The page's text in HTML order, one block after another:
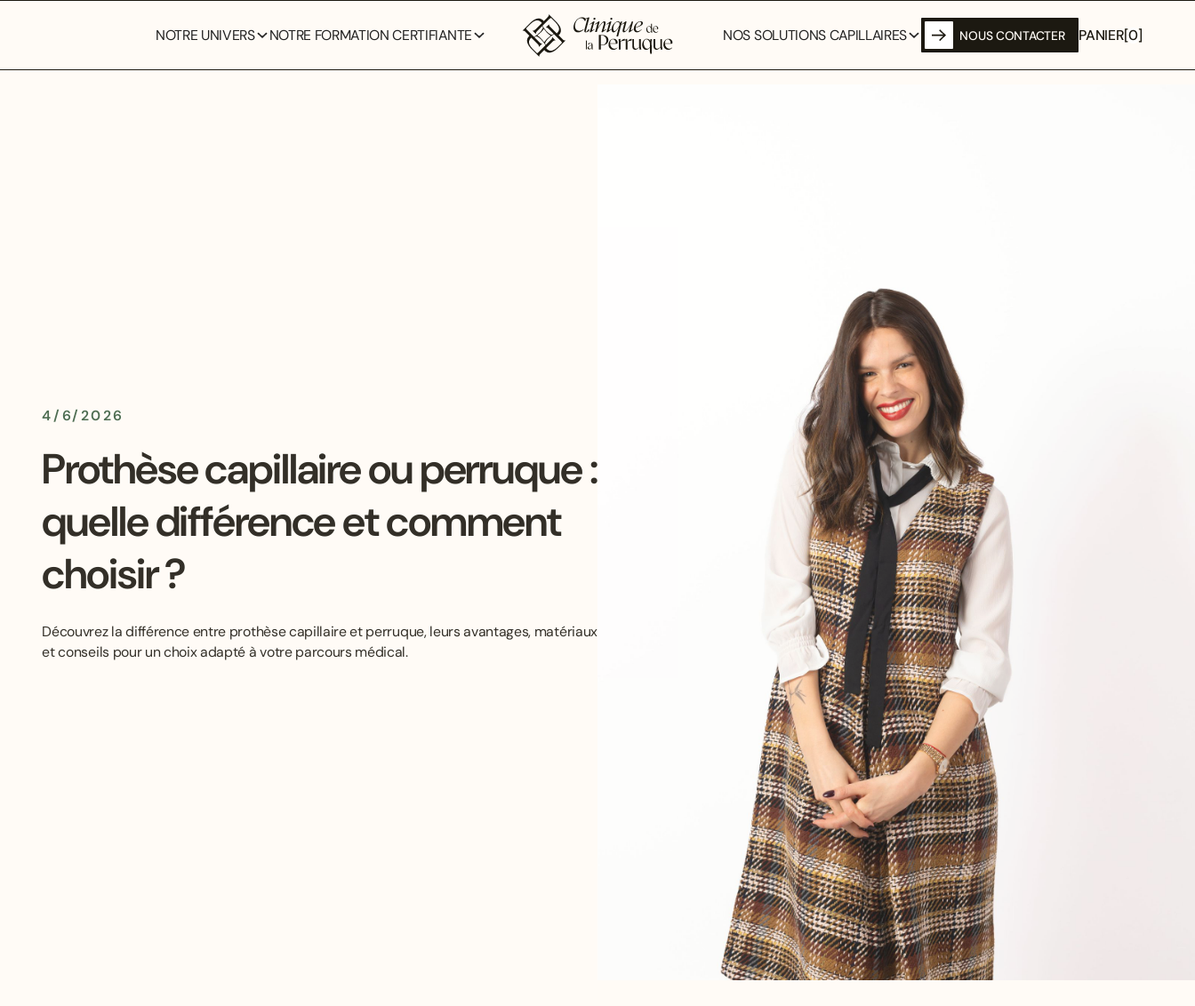
NOTRE UNIVERS NOTRE FORMATION CERTIFIANTE NOS SOLUTIONS CAPILLAIRES NOUS CONTACTER PANIER[0]
4/6/2026
Prothèse capillaire ou perruque :
quelle différence et comment
choisir ?
Découvrez la différence entre prothèse capillaire et perruque, leurs avantages, matériaux
et conseils pour un choix adapté à votre parcours médical.